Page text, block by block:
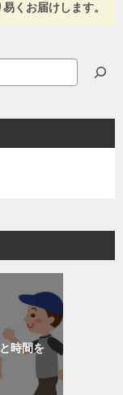
くお届けします。
時間を